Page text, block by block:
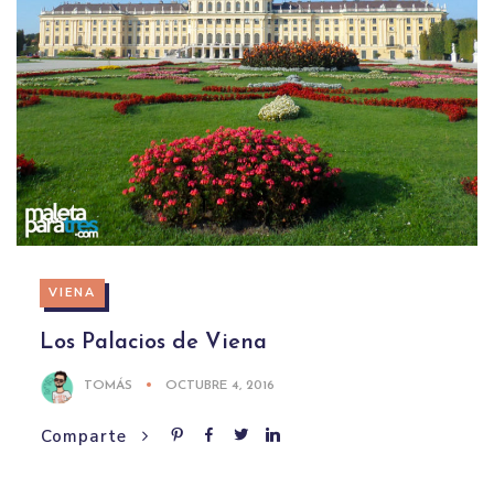
VIENA
Los Palacios de Viena
TOMÁS OCTUBRE 4, 2016
Comparte